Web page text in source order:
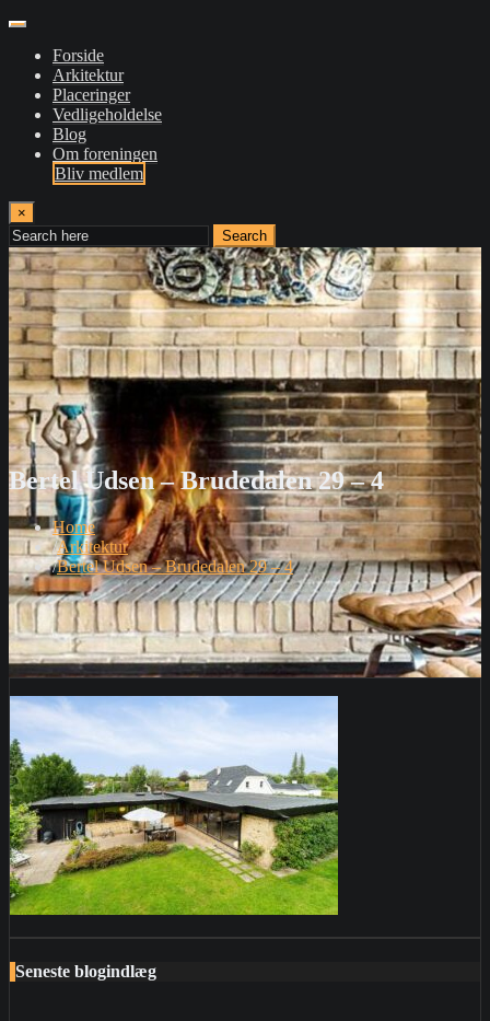
Forside
Arkitektur
Placeringer
Vedligeholdelse
Blog
Om foreningen
Bliv medlem
×
Search
Bertel Udsen – Brudedalen 29 – 4
Home
Arkitektur
Bertel Udsen – Brudedalen 29 – 4
Seneste blogindlæg